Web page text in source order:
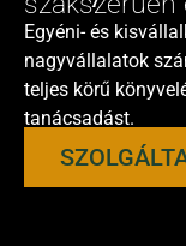
Egyéni- és
nagyvállalatok
teljes körű
tanácsadást.